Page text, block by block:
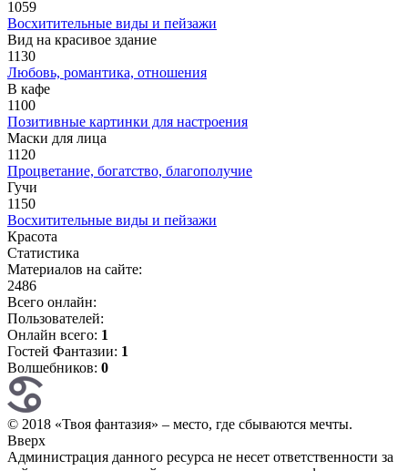
1059
Восхитительные виды и пейзажи
Вид на красивое здание
1130
Любовь, романтика, отношения
В кафе
1100
Позитивные картинки для настроения
Маски для лица
1120
Процветание, богатство, благополучие
Гучи
1150
Восхитительные виды и пейзажи
Красота
Статистика
Материалов на сайте:
2486
Всего онлайн:
Пользователей:
Онлайн всего: 1
Гостей Фантазии: 1
Волшебников: 0
© 2018 «Твоя фантазия» – место, где сбываются мечты.
Вверх
Администрация данного ресурса не несет ответственности за